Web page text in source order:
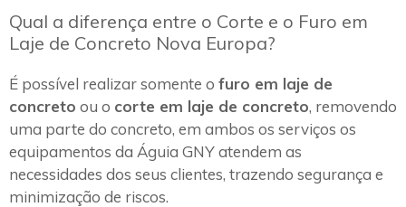
Qual a diferença entre o Corte e o Furo em
Laje de Concreto Nova Europa?
É possível realizar somente o furo em laje de
concreto ou o corte em laje de concreto, removendo
uma parte do concreto, em ambos os serviços os
equipamentos da Águia GNY atendem as
necessidades dos seus clientes, trazendo segurança e
minimização de riscos.